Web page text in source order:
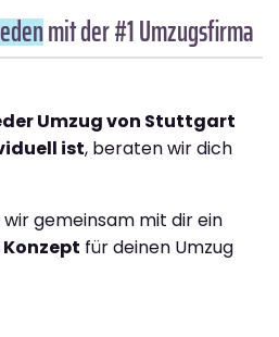
mit der #1 Umzugsfirma
Umzug von Stuttgart
ist, beraten wir dich
gemeinsam mit dir ein
für deinen Umzug